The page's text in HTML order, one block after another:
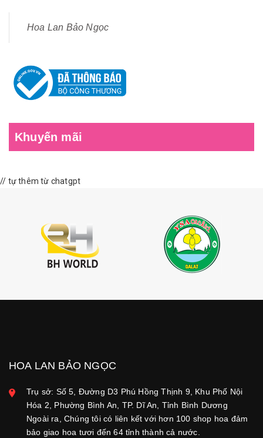
Hoa Lan Bảo Ngọc
Khuyến mãi
// tự thêm từ chatgpt
HOA LAN BẢO NGỌC
Trụ sở: Số 5, Đường D3 Phú Hồng Thịnh 9, Khu Phố Nội
Hóa 2, Phường Bình An, TP. Dĩ An, Tỉnh Bình Dương
Ngoài ra, Chúng tôi có liên kết với hơn 100 shop hoa đảm
bảo giao hoa tươi đến 64 tỉnh thành cả nước.